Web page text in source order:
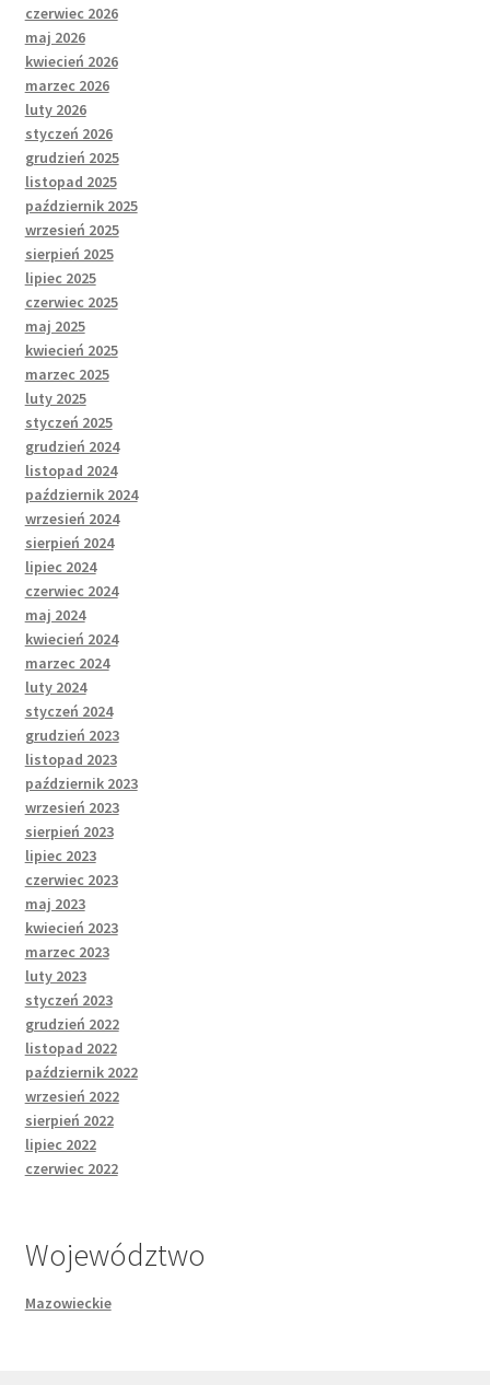
czerwiec 2026
maj 2026
kwiecień 2026
marzec 2026
luty 2026
styczeń 2026
grudzień 2025
listopad 2025
październik 2025
wrzesień 2025
sierpień 2025
lipiec 2025
czerwiec 2025
maj 2025
kwiecień 2025
marzec 2025
luty 2025
styczeń 2025
grudzień 2024
listopad 2024
październik 2024
wrzesień 2024
sierpień 2024
lipiec 2024
czerwiec 2024
maj 2024
kwiecień 2024
marzec 2024
luty 2024
styczeń 2024
grudzień 2023
listopad 2023
październik 2023
wrzesień 2023
sierpień 2023
lipiec 2023
czerwiec 2023
maj 2023
kwiecień 2023
marzec 2023
luty 2023
styczeń 2023
grudzień 2022
listopad 2022
październik 2022
wrzesień 2022
sierpień 2022
lipiec 2022
czerwiec 2022
Województwo
Mazowieckie